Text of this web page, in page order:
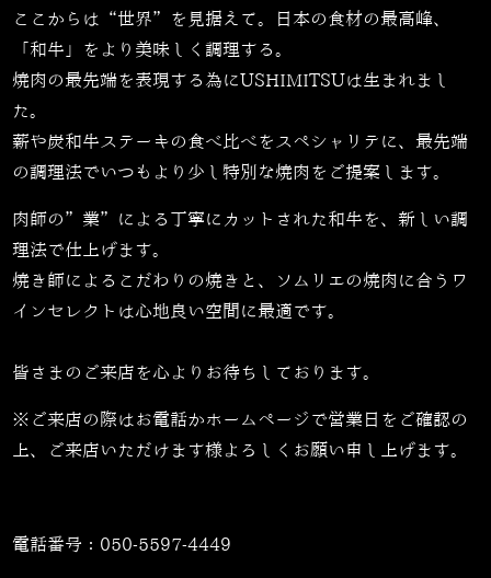
ここからは“世界”を見据えて。日本の食材の最高峰、
「和牛」をより美味しく調理する。
焼肉の最先端を表現する為にUSHIMITSUは生まれまし
た。
薪や炭和牛ステーキの食べ比べをスペシャリテに、最先端
の調理法でいつもより少し特別な焼肉をご提案します。
肉師の”業”による丁寧にカットされた和牛を、新しい調
理法で仕上げます。
焼き師によるこだわりの焼きと、ソムリエの焼肉に合うワ
インセレクトは心地良い空間に最適です。
皆さまのご来店を心よりお待ちしております。
※ご来店の際はお電話かホームページで営業日をご確認の
上、ご来店いただけます様よろしくお願い申し上げます。
電話番号： 050-5597-4449